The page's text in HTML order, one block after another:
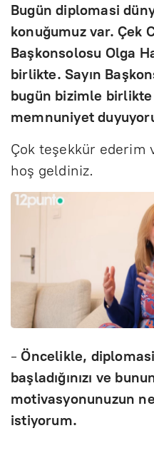
Bugün diplomasi
konuğumuz var. Çek
Başkonsolosu Olga
birlikte. Sayın
bugün bizimle birlikte
memnuniyet
Çok teşekkür ederim
hoş geldiniz.
- Öncelikle,
başladığınızı ve
motivasyonunuzun
istiyorum.